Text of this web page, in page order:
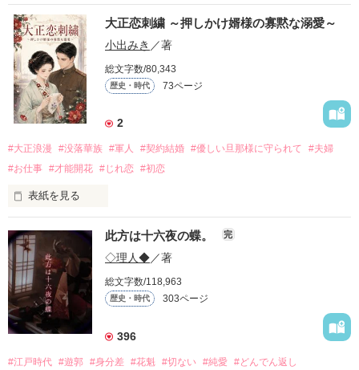
大正恋刺繍 ～押しかけ婿様の寡黙な溺愛～
小出みき ／著
総文字数/80,343
歴史・時代 73ページ
2
#大正浪漫 #没落華族 #軍人 #契約結婚 #優しい旦那様に守られて
#夫婦
#お仕事 #才能開花 #じれ恋 #初恋
表紙を見る
「私が一条家に婿入りしたのは、ただ単に澄乃さんと結婚した
かったからです」
借金で差し押さえ寸前の一条伯爵家。
絶望する令嬢・澄乃の前に現れたのは、有能な若き少佐・橘朔
也だった。
彼は莫大な借財を肩代わりする代わりに、澄乃への「婿入り」
拒否権のない契約結婚。
此方は十六夜の蝶。 完
◇理人◆／著
総文字数/118,963
歴史・時代 303ページ
396
#江戸時代 #遊郭 #身分差 #花魁 #切ない #純愛 #どんでん返し